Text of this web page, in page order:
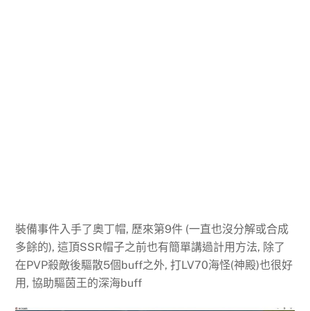
裝備事件入手了奧丁帽, 歷來第9件 (一直也沒分解或合成
多餘的), 這頂SSR帽子之前也有簡單講過計用方法, 除了
在PVP殺敵後驅散5個buff之外, 打LV70海怪(神殿)也很好
用, 協助驅茵王的深海buff